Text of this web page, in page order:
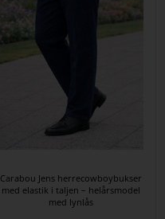
Carabou Jens herrecowboybukser
med elastik i taljen – helårsmodel
med lynlås